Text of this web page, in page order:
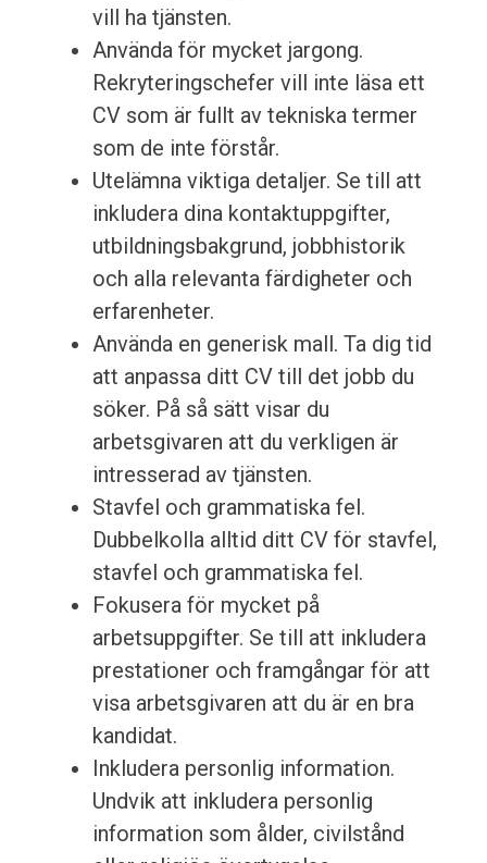
vill ha tjänsten.
Använda för mycket jargong.
Rekryteringschefer vill inte läsa ett
CV som är fullt av tekniska termer
som de inte förstår.
Utelämna viktiga detaljer. Se till att
inkludera dina kontaktuppgifter,
utbildningsbakgrund, jobbhistorik
och alla relevanta färdigheter och
erfarenheter.
Använda en generisk mall. Ta dig tid
att anpassa ditt CV till det jobb du
söker. På så sätt visar du
arbetsgivaren att du verkligen är
intresserad av tjänsten.
Stavfel och grammatiska fel.
Dubbelkolla alltid ditt CV för stavfel,
stavfel och grammatiska fel.
Fokusera för mycket på
arbetsuppgifter. Se till att inkludera
prestationer och framgångar för att
visa arbetsgivaren att du är en bra
kandidat.
Inkludera personlig information.
Undvik att inkludera personlig
information som ålder, civilstånd